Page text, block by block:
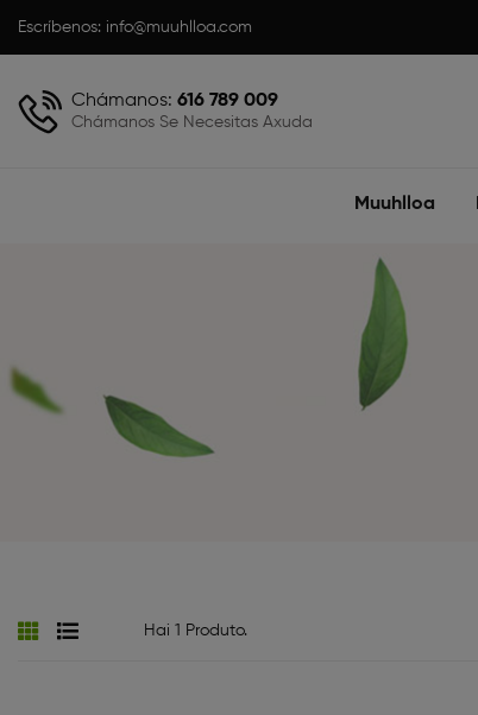
Escríbenos: info@muuhlloa.com
Chámanos: 616 789 009
Chámanos Se Necesitas Axuda
Muuhlloa
Hai 1 Produto.